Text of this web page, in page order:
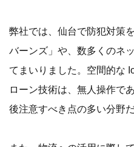
弊社では、仙台で防犯対策
バーンズ」や、数多くのネ
てまいりました。空間的な
ローン技術は、無人操作で
後注意すべき点の多い分野